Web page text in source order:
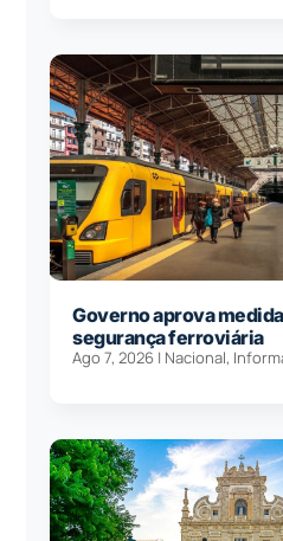
Governo aprova
segurança ferroviária
Ago 7, 2026 | Nacional,